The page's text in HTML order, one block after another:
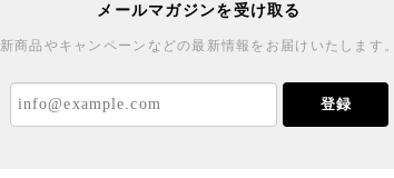
メールマガジンを受け取る
新商品やキャンペーンなどの最新情報をお届けいたします。
登録